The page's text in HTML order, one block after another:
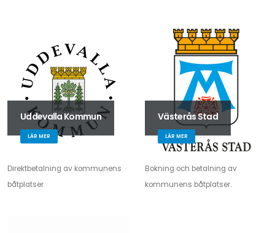
Uddevalla Kommun
LÄR MER
Direktbetalning av kommunens
båtplatser
Västerås Stad
LÄR MER
Bokning och betalning av
kommunens båtplatser.